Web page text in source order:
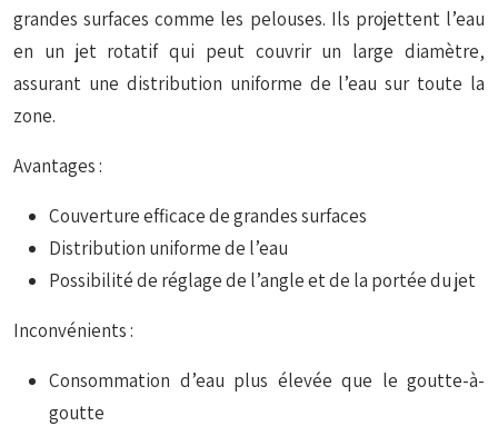
grandes surfaces comme les pelouses. Ils projettent l’eau
en un jet rotatif qui peut couvrir un large diamètre,
assurant une distribution uniforme de l’eau sur toute la
zone.
Avantages :
Couverture efficace de grandes surfaces
Distribution uniforme de l’eau
Possibilité de réglage de l’angle et de la portée du jet
Inconvénients :
Consommation d’eau plus élevée que le goutte-à-
goutte